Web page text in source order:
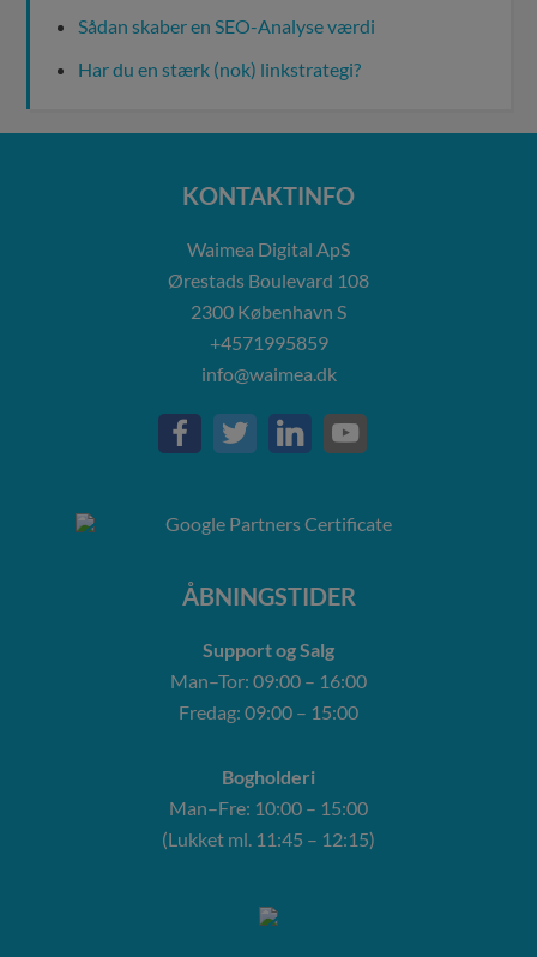
Sådan skaber en SEO-Analyse værdi
Har du en stærk (nok) linkstrategi?
KONTAKTINFO
Waimea Digital ApS
Ørestads Boulevard 108
2300 København S
+4571995859
info@waimea.dk
ÅBNINGSTIDER
Support og Salg
Man–Tor: 09:00 – 16:00
Fredag: 09:00 – 15:00
Bogholderi
Man–Fre: 10:00 – 15:00
(Lukket ml. 11:45 – 12:15)